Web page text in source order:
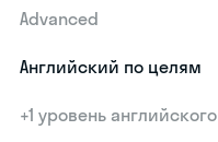
Advanced
Английский по целям
+1 уровень английского